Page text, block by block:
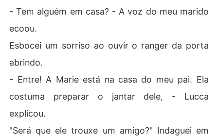
- Tem alguém em casa? - A voz do meu marido
ecoou.
Esbocei um sorriso ao ouvir o ranger da porta
abrindo.
- Entre! A Marie está na casa do meu pai. Ela
costuma preparar o jantar dele, - Lucca
explicou.
"Será que ele trouxe um amigo?" Indaguei em